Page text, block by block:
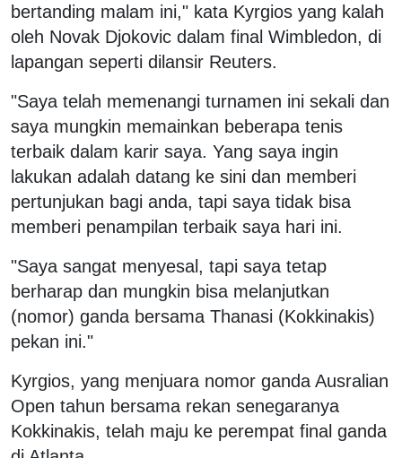
bertanding malam ini," kata Kyrgios yang kalah
oleh Novak Djokovic dalam final Wimbledon, di
lapangan seperti dilansir Reuters.
"Saya telah memenangi turnamen ini sekali dan
saya mungkin memainkan beberapa tenis
terbaik dalam karir saya. Yang saya ingin
lakukan adalah datang ke sini dan memberi
pertunjukan bagi anda, tapi saya tidak bisa
memberi penampilan terbaik saya hari ini.
"Saya sangat menyesal, tapi saya tetap
berharap dan mungkin bisa melanjutkan
(nomor) ganda bersama Thanasi (Kokkinakis)
pekan ini."
Kyrgios, yang menjuara nomor ganda Ausralian
Open tahun bersama rekan senegaranya
Kokkinakis, telah maju ke perempat final ganda